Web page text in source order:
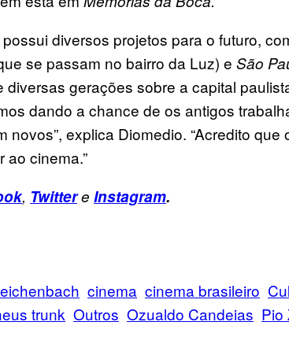
diversos projetos para o futuro,
se passam no bairro da Luz) e São
gerações sobre a capital
dando a chance de os antigos
explica Diomedio. “Acredito que
ao cinema.”
, Twittere Instagram.
cinema cinema brasileiro
trunk Outros Ozualdo Candeias Pio